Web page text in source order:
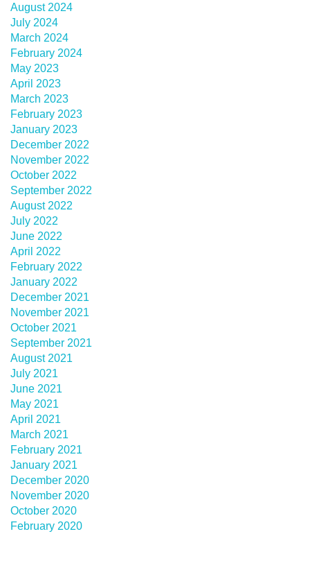
August 2024
July 2024
March 2024
February 2024
May 2023
April 2023
March 2023
February 2023
January 2023
December 2022
November 2022
October 2022
September 2022
August 2022
July 2022
June 2022
April 2022
February 2022
January 2022
December 2021
November 2021
October 2021
September 2021
August 2021
July 2021
June 2021
May 2021
April 2021
March 2021
February 2021
January 2021
December 2020
November 2020
October 2020
February 2020